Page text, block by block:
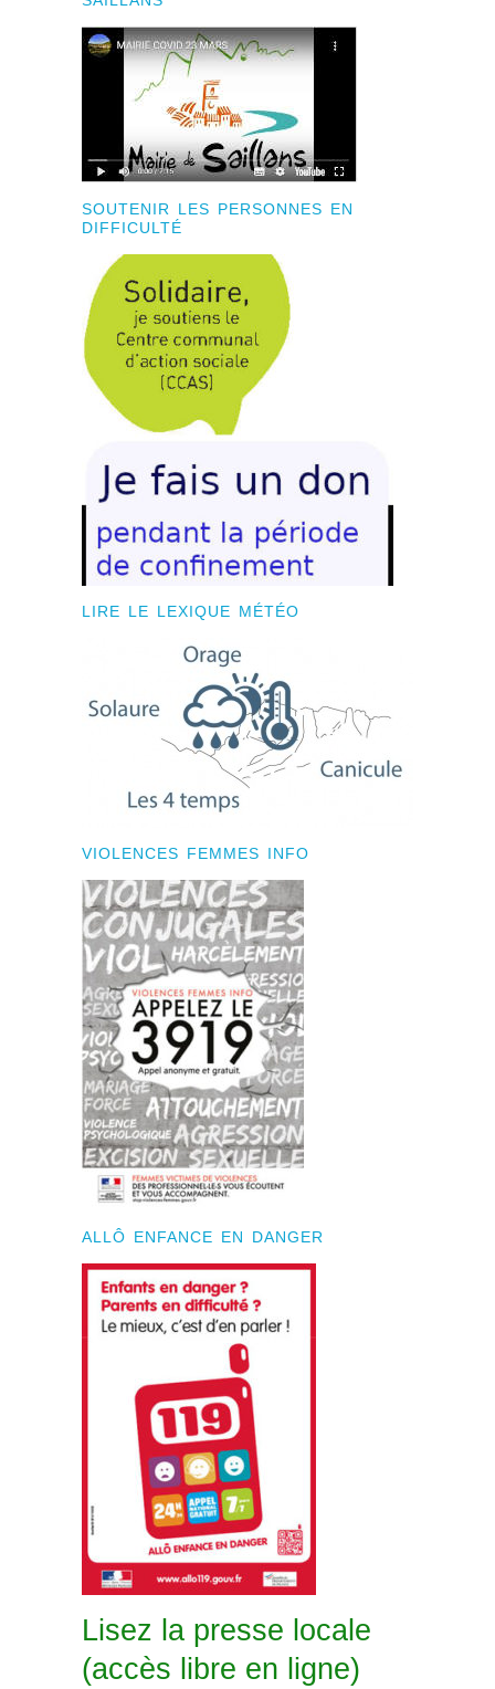
SOUTENIR LES PERSONNES EN
DIFFICULTÉ
LIRE LE LEXIQUE MÉTÉO
VIOLENCES FEMMES INFO
ALLÔ ENFANCE EN DANGER
Lisez la presse locale
(accès libre en ligne)